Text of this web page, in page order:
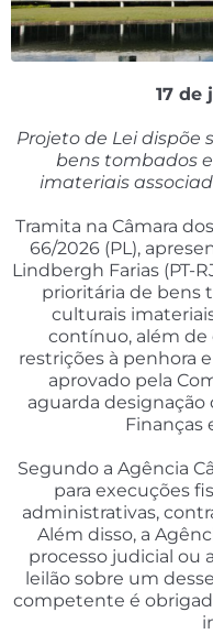
17 de
Projeto de Lei dispõe
bens tombados
imateriais
Tramita na Câmara
66/2026 (PL),
Lindbergh Farias (PT-
prioritária de bens
culturais
contínuo, além de
restrições à penhora
aprovado pela
aguarda designação
Finanças
Segundo a Agência
para execuções
administrativas,
Além disso, a
processo judicial ou
leilão sobre um
competente é